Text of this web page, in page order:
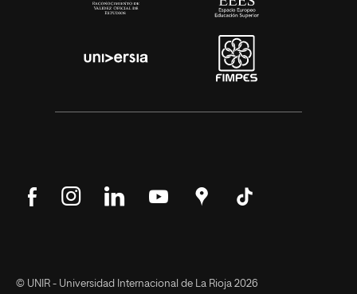
Síguenos Síguenos SíguenosSíguenos
Encuéntranos
© UNIR - Universidad Internacional de La Rioja 2026